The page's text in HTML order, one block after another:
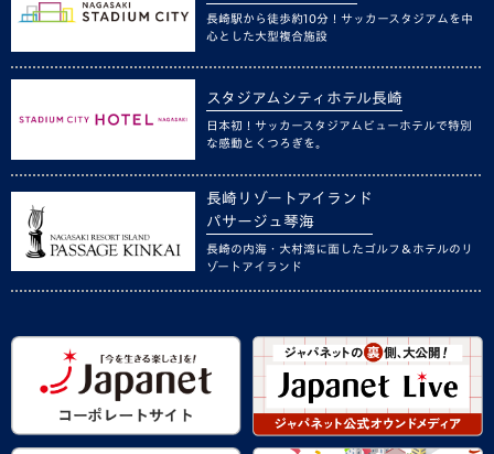
長崎駅から徒歩約10分！サッカースタジアムを中
心とした大型複合施設
スタジアムシティホテル長崎
日本初！サッカースタジアムビューホテルで特別
な感動とくつろぎを。
長崎リゾートアイランド
パサージュ琴海
長崎の内海・大村湾に面したゴルフ＆ホテルのリ
ゾートアイランド